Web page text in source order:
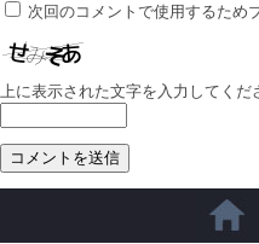
次回のコメントで使用するため
上に表示された文字を入力してくだ